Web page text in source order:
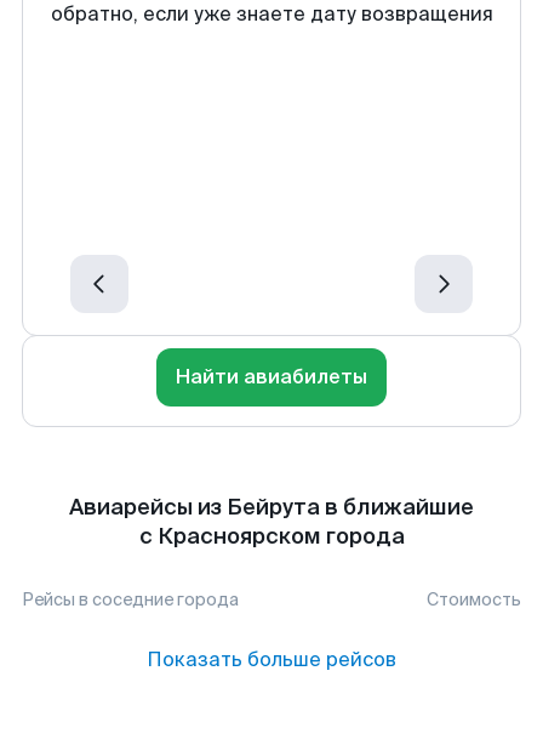
обратно, если уже знаете дату возвращения
Найти авиабилеты
Авиарейсы из Бейрута в ближайшие
с Красноярском города
Рейсы в соседние города Стоимость
Показать больше рейсов